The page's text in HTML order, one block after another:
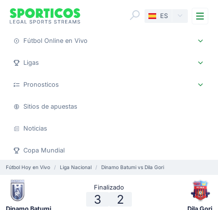
ES
Fútbol Online en Vivo
Ligas
Pronosticos
Sitios de apuestas
Noticias
Copa Mundial
Fútbol Hoy en Vivo Liga Nacional Dinamo Batumi vs Dila Gori
Finalizado
3 2